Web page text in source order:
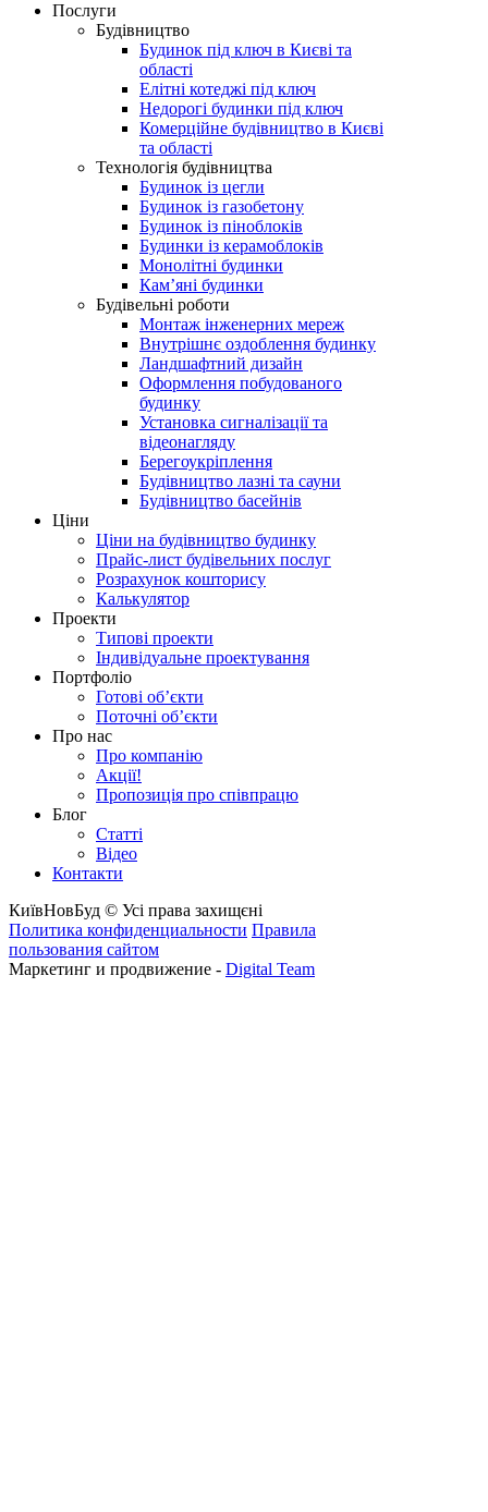
Послуги
Будівництво
Будинок під ключ в Києві та
області
Елітні котеджі під ключ
Недорогі будинки під ключ
Комерційне будівництво в Києві
та області
Технологія будівництва
Будинок із цегли
Будинок із газобетону
Будинок із піноблоків
Будинки із керамоблоків
Монолітні будинки
Кам’яні будинки
Будівельні роботи
Монтаж інженерних мереж
Внутрішнє оздоблення будинку
Ландшафтний дизайн
Оформлення побудованого
будинку
Установка сигналізації та
відеонагляду
Берегоукріплення
Будівництво лазні та сауни
Будівництво басейнів
Ціни
Ціни на будівництво будинку
Прайс-лист будівельних послуг
Розрахунок кошторису
Калькулятор
Проекти
Типові проекти
Індивідуальне проектування
Портфоліо
Готові об’єкти
Поточні об’єкти
Про нас
Про компанію
Акції!
Пропозиція про співпрацю
Блог
Статті
Відео
Контакти
КиївНовБуд © Усі права захищєні
Политика конфиденциальности Правила
пользования сайтом
Маркетинг и продвижение - Digital Team